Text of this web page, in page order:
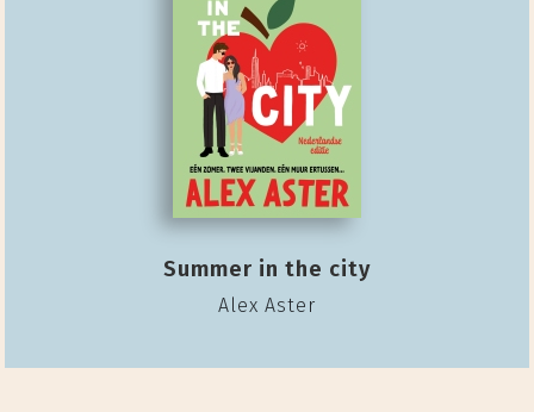
Summer in the city
Alex Aster